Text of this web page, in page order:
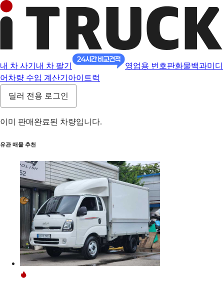
내 차 사기 내 차 팔기 영업용 번호판화물백과미디
어 차량 수입 계산기 아이트럭
딜러 전용 로그인
이미 판매완료된 차량입니다.
유관 매물 추천